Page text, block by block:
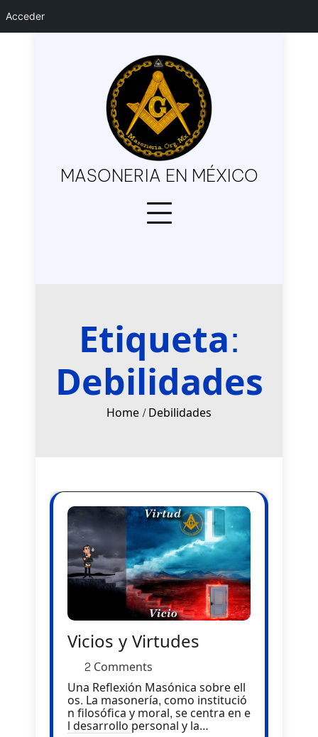
Acceder
MASONERIA EN MÉXICO
Etiqueta:
Debilidades
Home Debilidades
Vicios y Virtudes
2 Comments
Una Reflexión Masónica sobre ell
os. La masonería, como institució
n filosófica y moral, se centra en e
l desarrollo personal y la…